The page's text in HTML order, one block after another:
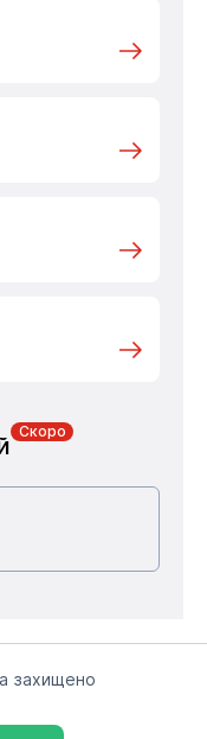
Скоро
захищено